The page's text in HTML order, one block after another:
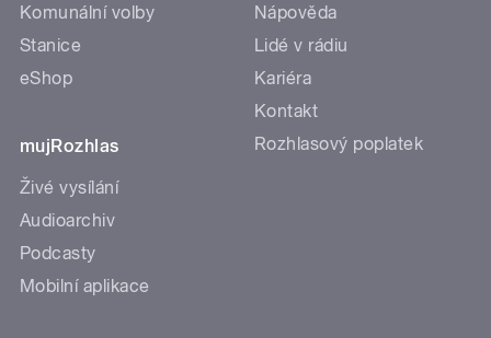
Komunální volby
Stanice
eShop
mujRozhlas
Živé vysílání
Audioarchiv
Podcasty
Mobilní aplikace
Nápověda
Lidé v rádiu
Kariéra
Kontakt
Rozhlasový poplatek